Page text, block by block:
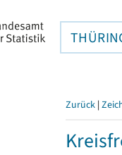
Zurück |